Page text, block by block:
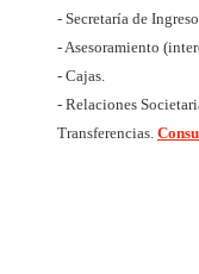
- Secretaría de Ingreso.
- Asesoramiento
- Cajas.
- Relaciones
Transferencias.